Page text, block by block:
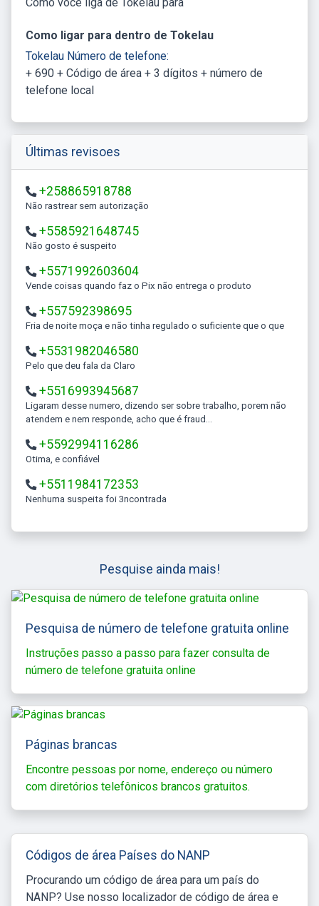
Como ligar para dentro de Tokelau
Tokelau Número de telefone:
+ 690 + Código de área + 3 dígitos + número de
telefone local
Últimas revisoes
+258865918788
Não rastrear sem autorização
+5585921648745
Não gosto é suspeito
+5571992603604
Vende coisas quando faz o Pix não entrega o produto
+557592398695
Fria de noite moça e não tinha regulado o suficiente que o que
+5531982046580
Pelo que deu fala da Claro
+5516993945687
Ligaram desse numero, dizendo ser sobre trabalho, porem não
atendem e nem responde, acho que é fraud...
+5592994116286
Otima, e confiável
+5511984172353
Nenhuma suspeita foi 3ncontrada
Pesquise ainda mais!
Pesquisa de número de telefone gratuita online
Instruções passo a passo para fazer consulta de
número de telefone gratuita online
Páginas brancas
Encontre pessoas por nome, endereço ou número
com diretórios telefônicos brancos gratuitos.
Códigos de área Países do NANP
Procurando um código de área para um país do
NANP? Use nosso localizador de código de área e